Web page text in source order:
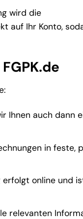
wird die
auf Ihr Konto,
Ihnen auch dann
in feste,
online und
relevanten